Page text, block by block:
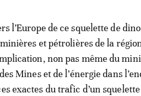
l’Europe de ce squelette de
et pétrolières de la
non pas même du
Mines et de l’énergie dans
exactes du trafic d’un